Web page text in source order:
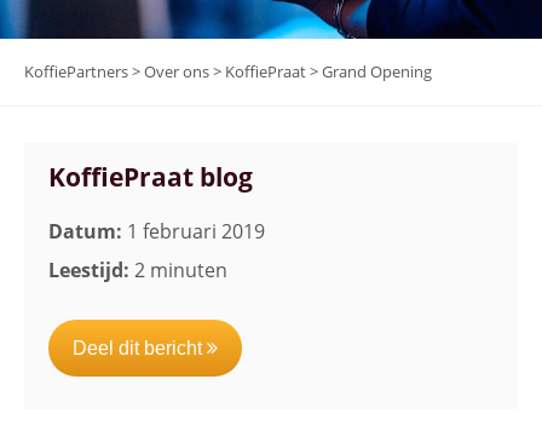
KoffiePartners>Over ons> KoffiePraat>Grand Opening
KoffiePraat blog
Datum: 1 februari 2019
Leestijd: 2 minuten
Deel dit bericht